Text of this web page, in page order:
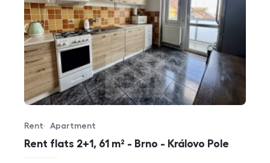
Rent flats 2+1, 61 m² - Brno - Královo Pole
Offer type
Rent
Property type
Apartment